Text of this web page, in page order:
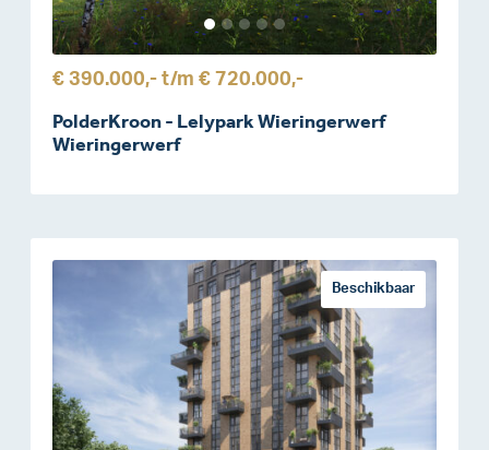
€ 390.000,- t/m € 720.000,-
PolderKroon - Lelypark Wieringerwerf
Wieringerwerf
Beschikbaar